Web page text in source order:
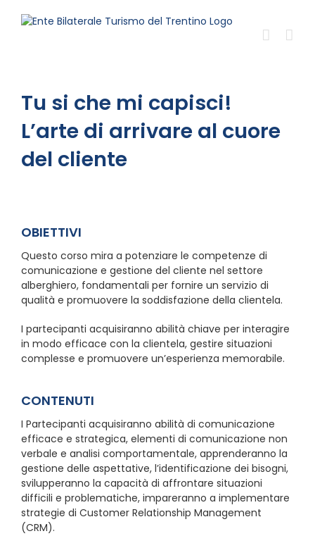
Tu si che mi capisci!
L’arte di arrivare al cuore
del cliente
OBIETTIVI
Questo corso mira a potenziare le competenze di
comunicazione e gestione del cliente nel settore
alberghiero, fondamentali per fornire un servizio di
qualità e promuovere la soddisfazione della clientela.
I partecipanti acquisiranno abilità chiave per interagire
in modo efficace con la clientela, gestire situazioni
complesse e promuovere un’esperienza memorabile.
CONTENUTI
I Partecipanti acquisiranno abilità di comunicazione
efficace e strategica, elementi di comunicazione non
verbale e analisi comportamentale, apprenderanno la
gestione delle aspettative, l’identificazione dei bisogni,
svilupperanno la capacità di affrontare situazioni
difficili e problematiche, impareranno a implementare
strategie di Customer Relationship Management
(CRM).